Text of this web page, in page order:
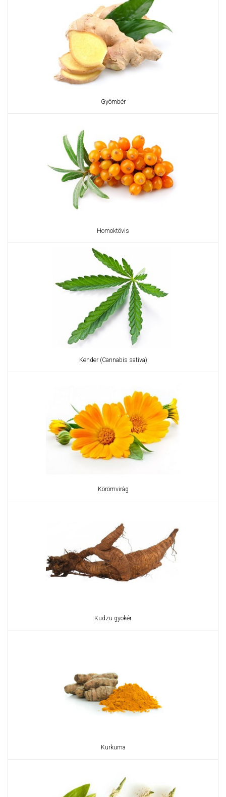
Gyömbér
Homoktövis
Kender (Cannabis sativa)
Körömvirág
Kudzu gyökér
Kurkuma